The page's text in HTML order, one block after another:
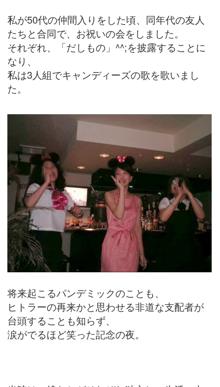
私が50代の仲間入りをした頃、同年代の友人
たちと合同で、お祝いの会をしました。
それぞれ、「だしもの」^^;を披露することに
なり、
私は3人組でキャンディーズの歌を歌いまし
た。
将来起こるパンデミックのことも、
ヒトラーの再来かと思わせる非道な支配者が
台頭することも知らず、
涙がでるほど笑った記念の夜。